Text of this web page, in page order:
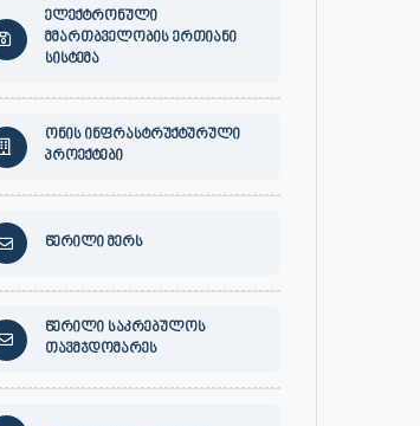
ელექტრონული
მმართბველობის ერთიანი
სისტემა
ონის ინფრასტრუქტურული
პროექტები
წერილი მერს
წერილი საკრებულოს
თავმჯდომარეს